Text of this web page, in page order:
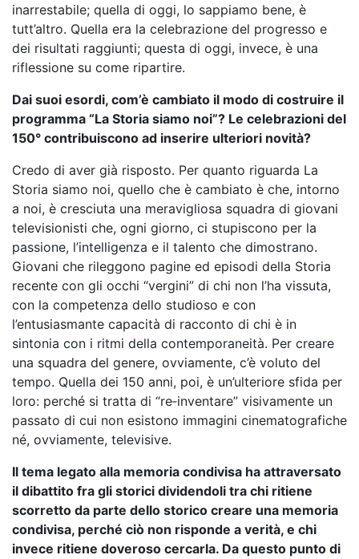
inarrestabile; quella di oggi, lo sappiamo bene, è
tutt’altro. Quella era la celebrazione del progresso e
dei risultati raggiunti; questa di oggi, invece, è una
riflessione su come ripartire.
Dai suoi esordi, com’è cambiato il modo di costruire il
programma “La Storia siamo noi”? Le celebrazioni del
150° contribuiscono ad inserire ulteriori novità?
Credo di aver già risposto. Per quanto riguarda La
Storia siamo noi, quello che è cambiato è che, intorno
a noi, è cresciuta una meravigliosa squadra di giovani
televisionisti che, ogni giorno, ci stupiscono per la
passione, l’intelligenza e il talento che dimostrano.
Giovani che rileggono pagine ed episodi della Storia
recente con gli occhi “vergini” di chi non l’ha vissuta,
con la competenza dello studioso e con
l’entusiasmante capacità di racconto di chi è in
sintonia con i ritmi della contemporaneità. Per creare
una squadra del genere, ovviamente, c’è voluto del
tempo. Quella dei 150 anni, poi, è un’ulteriore sfida per
loro: perché si tratta di “re‑inventare” visivamente un
passato di cui non esistono immagini cinematografiche
né, ovviamente, televisive.
Il tema legato alla memoria condivisa ha attraversato
il dibattito fra gli storici dividendoli tra chi ritiene
scorretto da parte dello storico creare una memoria
condivisa, perché ciò non risponde a verità, e chi
invece ritiene doveroso cercarla. Da questo punto di